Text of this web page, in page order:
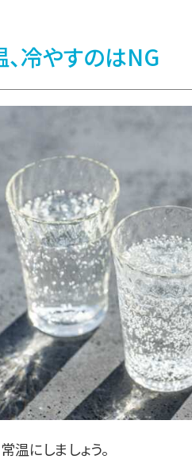
冷やすのはNG
にしましょう。